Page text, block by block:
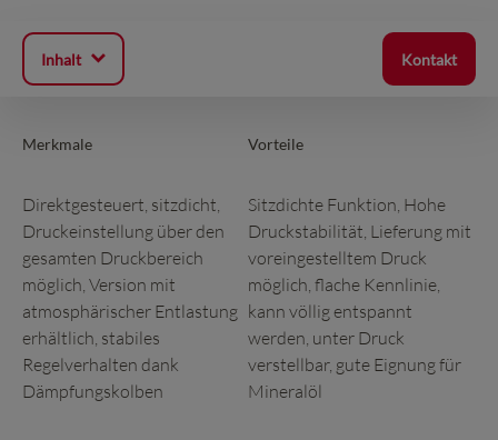
Inhalt Kontakt
Merkmale
Direktgesteuert, sitzdicht,
Druckeinstellung über den
gesamten Druckbereich
möglich, Version mit
atmosphärischer Entlastung
erhältlich, stabiles
Regelverhalten dank
Dämpfungskolben
Vorteile
Sitzdichte Funktion, Hohe
Druckstabilität, Lieferung mit
voreingestelltem Druck
möglich, flache Kennlinie,
kann völlig entspannt
werden, unter Druck
verstellbar, gute Eignung für
Mineralöl